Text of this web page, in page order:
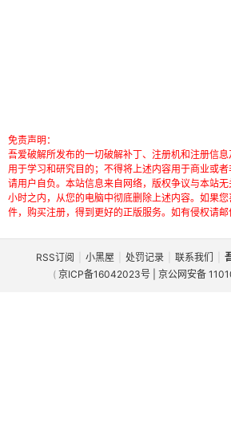
免责声明：
吾爱破解所发布的一切破解补丁、注册机和注册信
用于学习和研究目的；不得将上述内容用于商业或
请用户自负。本站信息来自网络，版权争议与本站
小时之内，从您的电脑中彻底删除上述内容。如果
件，购买注册，得到更好的正版服务。如有侵权请邮
RSS订阅 小黑屋 处罚记录 联系我们
( 京ICP备16042023号 | 京公网安备